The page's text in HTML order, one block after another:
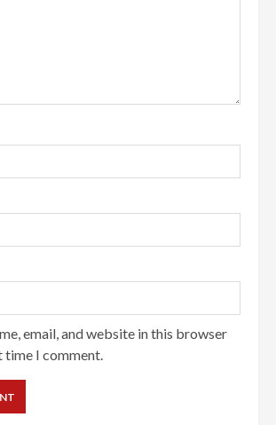
email, and website in this browser
time I comment.